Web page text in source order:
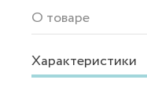
О товаре
Характеристики